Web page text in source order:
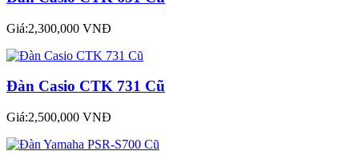
Giá:2,300,000 VNĐ
Đàn Casio CTK 731 Cũ
Giá:2,500,000 VNĐ